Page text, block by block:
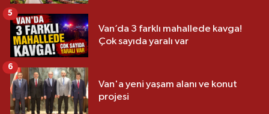
Van’da 3 farklı mahallede kavga!
Çok sayıda yaralı var
5
Van'a yeni yaşam alanı ve konut
projesi
6